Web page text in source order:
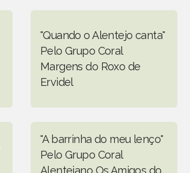
"Quando o Alentejo canta"
Pelo Grupo Coral
Margens do Roxo de
Ervidel
"A barrinha do meu lenço"
Pelo Grupo Coral
Alentejano Os Amigos do